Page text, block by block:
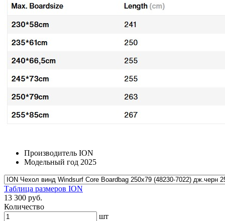
Производитель ION
Модельный год 2025
Таблица размеров ION
13 300 руб.
Количество
шт